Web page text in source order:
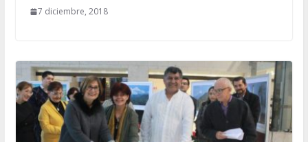
7 diciembre, 2018